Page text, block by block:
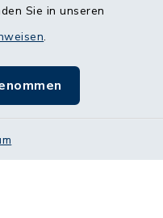
Sie in unseren
.